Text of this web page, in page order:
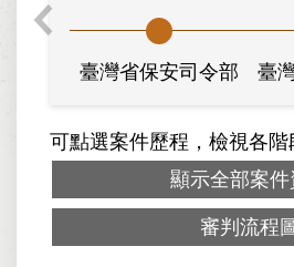
臺灣省保安司令部 臺
可點選案件歷程，檢視各階
顯示全部案件
審判流程